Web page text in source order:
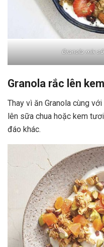
Granola mix
Granola rắc lên
Thay vì ăn Granola cùng
lên sữa chua hoặc kem
đáo khác.